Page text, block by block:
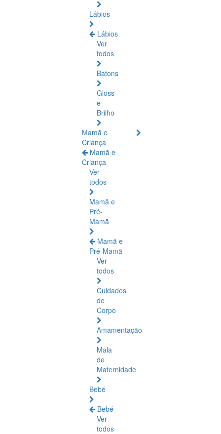
Lábios
Lábios
Ver
todos
Batons
Gloss
e
Brilho
Mamã e
Criança
Mamã e
Criança
Ver
todos
Mamã e
Pré-
Mamã
Mamã e
Pré-Mamã
Ver
todos
Cuidados
de
Corpo
Amamentação
Mala
de
Maternidade
Bebé
Bebé
Ver
todos